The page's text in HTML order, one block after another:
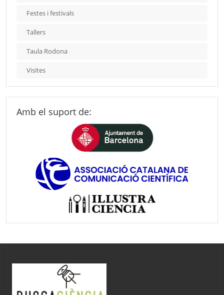
Festes i festivals
Tallers
Taula Rodona
Visites
Amb el suport de: